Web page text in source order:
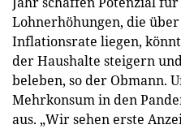
Lohnerhöhungen, die
Inflationsrate liegen,
der Haushalte steigern
beleben, so der Obmann.
Mehrkonsum in den
aus. „Wir sehen erste